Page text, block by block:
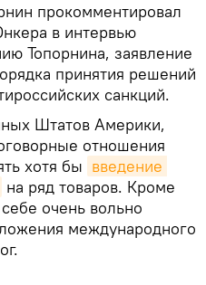
прокомментировал
в интервью
Топорнина, заявление
принятия решений
санкций.
Штатов Америки,
отношения
хотя бы введение
на ряд товаров. Кроме
очень вольно
международного